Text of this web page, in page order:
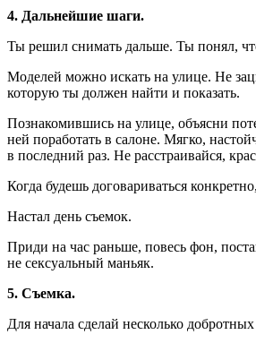
4. Дальнейшие шаги.
Ты решил снимать дальше. Ты понял,
Моделей можно искать на улице. Не
которую ты должен найти и показать.
Познакомившись на улице, объясни
ней поработать в салоне. Мягко,
в последний раз. Не расстраивайся,
Когда будешь договариваться
Настал день съемок.
Приди на час раньше, повесь фон,
не сексуальный маньяк.
5. Съемка.
Для начала сделай несколько